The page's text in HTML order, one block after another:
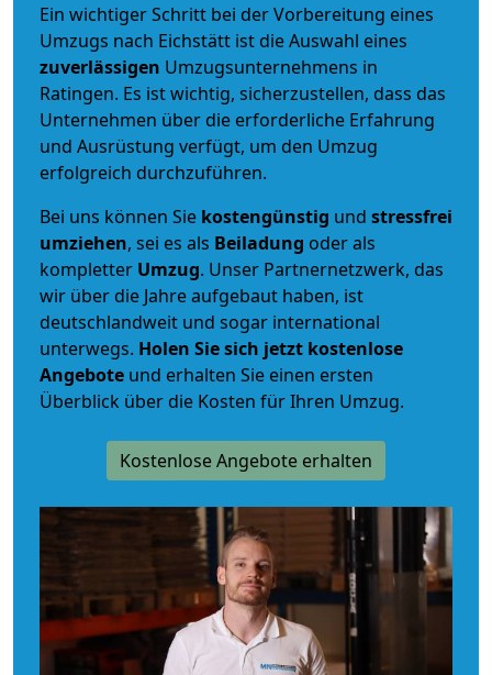
Ein wichtiger Schritt bei der Vorbereitung eines
Umzugs nach Eichstätt ist die Auswahl eines
zuverlässigen Umzugsunternehmens in
Ratingen. Es ist wichtig, sicherzustellen, dass das
Unternehmen über die erforderliche Erfahrung
und Ausrüstung verfügt, um den Umzug
erfolgreich durchzuführen.
Bei uns können Sie kostengünstig und stressfrei
umziehen, sei es als Beiladung oder als
kompletter Umzug. Unser Partnernetzwerk, das
wir über die Jahre aufgebaut haben, ist
deutschlandweit und sogar international
unterwegs. Holen Sie sich jetzt kostenlose
Angebote und erhalten Sie einen ersten
Überblick über die Kosten für Ihren Umzug.
Kostenlose Angebote erhalten